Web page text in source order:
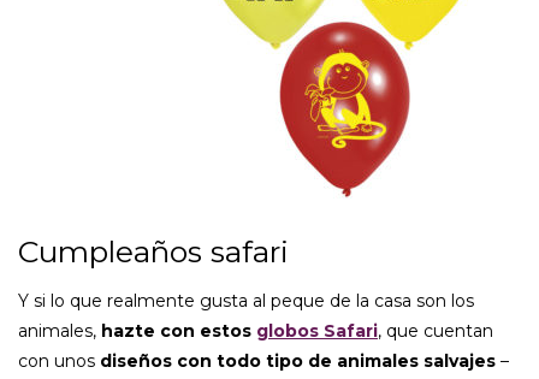
Cumpleaños safari
Y si lo que realmente gusta al peque de la casa son los
animales, hazte con estos globos Safari, que cuentan
con unos diseños con todo tipo de animales salvajes –